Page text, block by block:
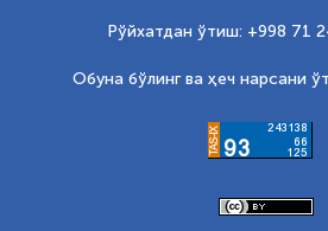
Рўйхатдан ўтиш: +998 71
Обуна бўлинг ва ҳеч нарсани